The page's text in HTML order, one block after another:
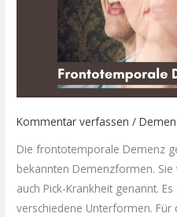
Kommentar verfassen /
Die frontotemporale Demenz
bekannten Demenzformen.
auch Pick-Krankheit genannt.
verschiedene Unterformen.